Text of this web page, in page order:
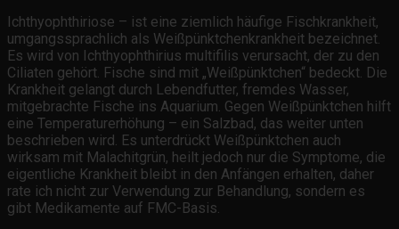
Ichthyophthiriose – ist eine ziemlich häufige Fischkrankheit,
umgangssprachlich als Weißpünktchenkrankheit bezeichnet.
Es wird von Ichthyophthirius multifilis verursacht, der zu den
Ciliaten gehört. Fische sind mit „Weißpünktchen“ bedeckt. Die
Krankheit gelangt durch Lebendfutter, fremdes Wasser,
mitgebrachte Fische ins Aquarium. Gegen Weißpünktchen hilft
eine Temperaturerhöhung – ein Salzbad, das weiter unten
beschrieben wird. Es unterdrückt Weißpünktchen auch
wirksam mit Malachitgrün, heilt jedoch nur die Symptome, die
eigentliche Krankheit bleibt in den Anfängen erhalten, daher
rate ich nicht zur Verwendung zur Behandlung, sondern es
gibt Medikamente auf FMC-Basis.